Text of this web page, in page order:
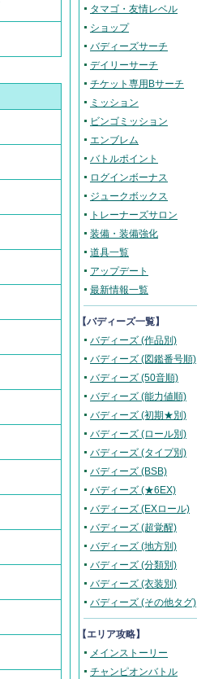
タマゴ・友情レベル
ショップ
バディーズサーチ
デイリーサーチ
チケット専用Bサーチ
ミッション
ビンゴミッション
エンブレム
バトルポイント
ログインボーナス
ジュークボックス
トレーナーズサロン
装備・装備強化
道具一覧
アップデート
最新情報一覧
【バディーズ一覧】
バディーズ (作品別)
バディーズ (図鑑番号順)
バディーズ (50音順)
バディーズ (能力値順)
バディーズ (初期★別)
バディーズ (ロール別)
バディーズ (タイプ別)
バディーズ (BSB)
バディーズ (★6EX)
バディーズ (EXロール)
バディーズ (超覚醒)
バディーズ (地方別)
バディーズ (分類別)
バディーズ (衣装別)
バディーズ (その他タグ)
【エリア攻略】
メインストーリー
チャンピオンバトル